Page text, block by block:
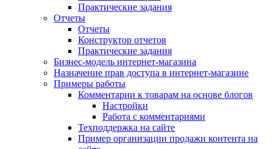
Практические задания
Отчеты
Отчеты
Конструктор отчетов
Практические задания
Бизнес-модель интернет-магазина
Назначение прав доступа в интернет-магазине
Примеры работы
Комментарии к товарам на основе блогов
Настройки
Работа с комментариями
Техподдержка на сайте
Пример организации продажи контента на